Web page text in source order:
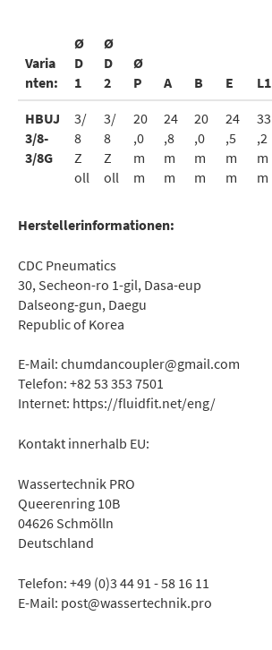
Varia
nten:
Ø
D
1
Ø
D
2
Ø
P
A B E L1
HBUJ
3/8-
3/8G
3/
8
Z
oll
3/
8
Z
oll
20
,0
m
m
24
,8
m
m
20
,0
m
m
24
,5
m
m
33
,2
m
m
Herstellerinformationen:
CDC Pneumatics
30, Secheon-ro 1-gil, Dasa-eup
Dalseong-gun, Daegu
Republic of Korea
E-Mail: chumdancoupler@gmail.com
Telefon: +82 53 353 7501
Internet: https://fluidfit.net/eng/
Kontakt innerhalb EU:
Wassertechnik PRO
Queerenring 10B
04626 Schmölln
Deutschland
Telefon: +49 (0)3 44 91 - 58 16 11
E-Mail: post@wassertechnik.pro